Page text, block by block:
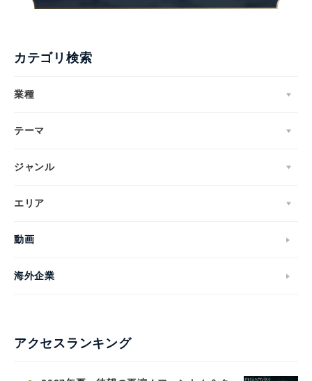
カテゴリ検索
業種
テーマ
ジャンル
エリア
動画
海外企業
アクセスランキング